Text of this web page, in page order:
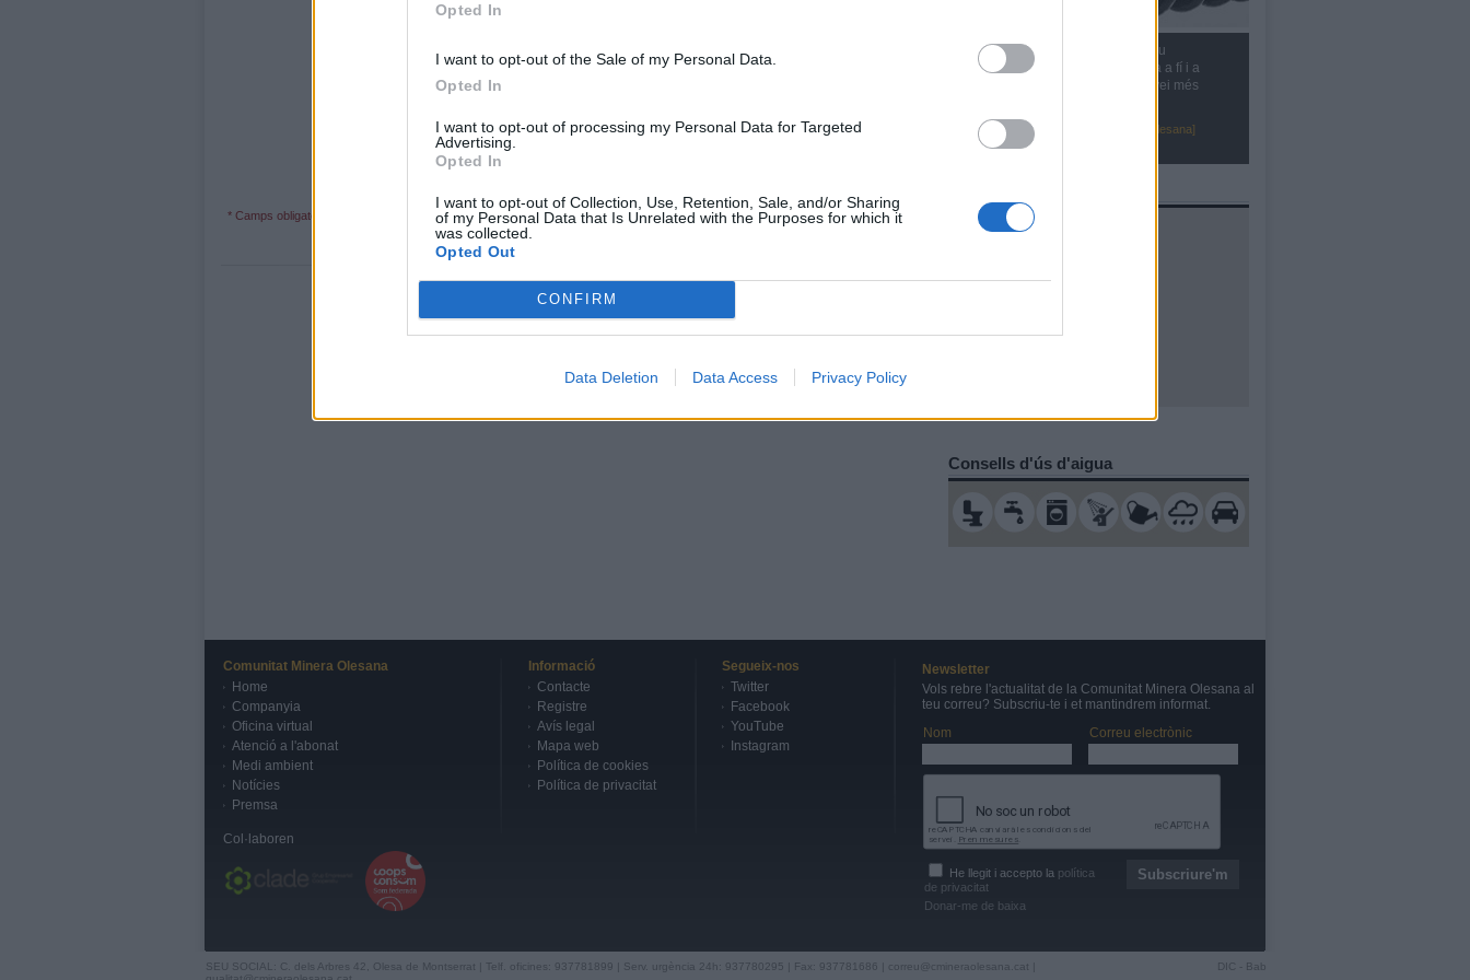
Opted In
I want to opt-out of the Sale of my Personal Data.
Opted In
I want to opt-out of processing my Personal Data for Targeted
Advertising.
Opted In
I want to opt-out of Collection, Use, Retention, Sale, and/or Sharing
of my Personal Data that Is Unrelated with the Purposes for which it
was collected.
Opted Out
CONFIRM
Data Deletion Data Access Privacy Policy
* Camps obligatoris
Us animem a fer-nos arribar el seu
suggeriment, reclamació o queixa a fí i a
efecte de poder oferir-vos un servei més
[contacta amb la Comunitat Minera Olesana]
Consells d'ús d'aigua
Newsletter
Vols rebre l'actualitat de la Comunitat Minera Olesana al
teu correu? Subscriu-te i et mantindrem informat.
Nom
Correu electrònic
He llegit i accepto la política
de privacitat
Donar-me de baixa
Comunitat Minera Olesana
Home
Companyia
Oficina virtual
Atenció a l'abonat
Medi ambient
Notícies
Premsa
Col·laboren
Informació
Contacte
Registre
Avís legal
Mapa web
Política de cookies
Política de privacitat
Segueix-nos
Twitter
Facebook
YouTube
Instagram
SEU SOCIAL: C. dels Arbres 42, Olesa de Montserrat | Telf. oficines: 937781899 | Serv. urgència 24h: 937780295 | Fax: 937781686 | correu@cmineraolesana.cat DIC Bab